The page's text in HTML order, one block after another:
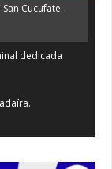
Cucufate.
dedicada